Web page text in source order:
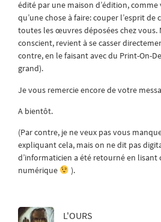
édité par une maison d’édition,
qu’une chose à faire: couper l’esprit
toutes les œuvres déposées chez vous.
conscient, revient à se casser
contre, en le faisant avec du Print-On-
grand).
Je vous remercie encore de votre
A bientôt.
(Par contre, je ne veux pas vous
expliquant cela, mais on ne dit pas
d’informaticien a été retourné en lisant
numérique
).
L'OURS